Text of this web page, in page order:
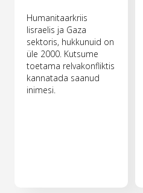
Humanitaarkriis
Iisraelis ja Gaza
sektoris, hukkunuid on
üle 2000. Kutsume
toetama relvakonfliktis
kannatada saanud
inimesi.